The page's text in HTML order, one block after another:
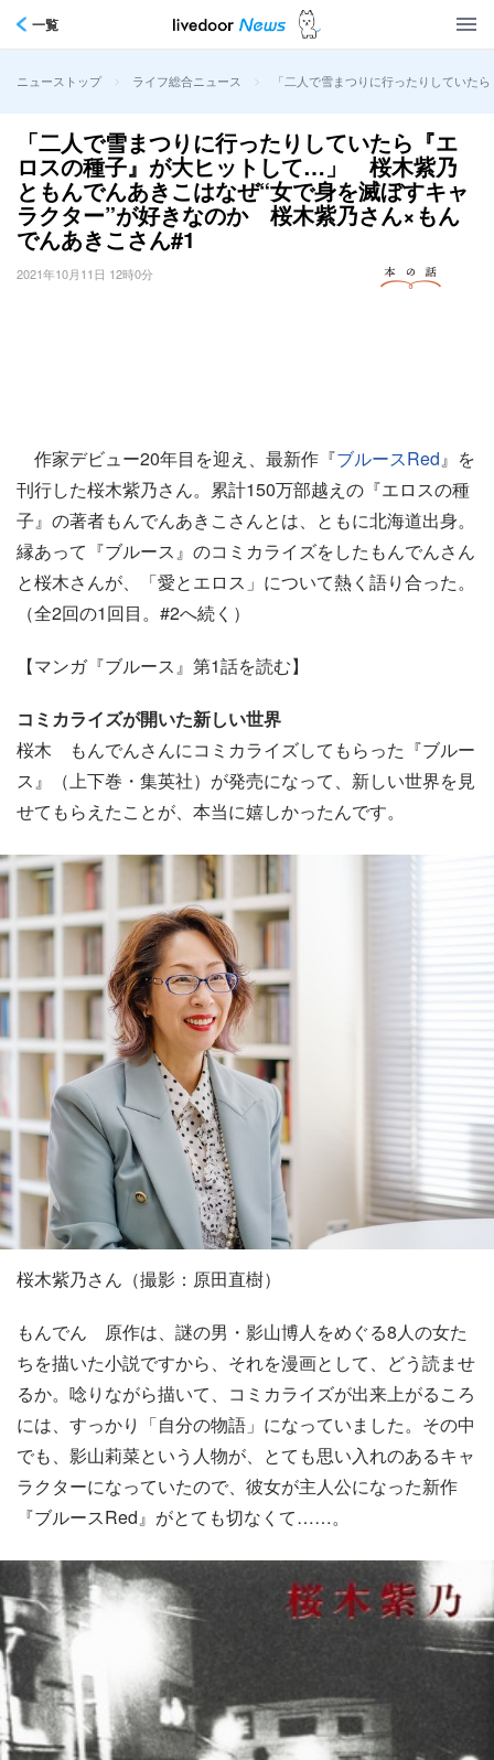
一覧
ニューストップ > ライフ総合ニュース > 「二人で雪まつりに行ったりしてい
「二人で雪まつりに行ったりしていたら『エ
ロスの種子』が大ヒットして…」 桜木紫乃
ともんでんあきこはなぜ“女で身を滅ぼすキャ
ラクター”が好きなのか 桜木紫乃さん×もん
でんあきこさん#1
2021年10月11日 12時0分
作家デビュー20年目を迎え、最新作『ブルースRed』を
刊行した桜木紫乃さん。累計150万部越えの『エロスの種
子』の著者もんでんあきこさんとは、ともに北海道出身。
縁あって『ブルース』のコミカライズをしたもんでんさん
と桜木さんが、「愛とエロス」について熱く語り合った。
（全2回の1回目。#2へ続く）
【マンガ『ブルース』第1話を読む】
コミカライズが開いた新しい世界
桜木 もんでんさんにコミカライズしてもらった『ブルー
ス』（上下巻・集英社）が発売になって、新しい世界を見
せてもらえたことが、本当に嬉しかったんです。
桜木紫乃さん（撮影：原田直樹）
もんでん 原作は、謎の男・影山博人をめぐる8人の女た
ちを描いた小説ですから、それを漫画として、どう読ませ
るか。唸りながら描いて、コミカライズが出来上がるころ
には、すっかり「自分の物語」になっていました。その中
でも、影山莉菜という人物が、とても思い入れのあるキャ
ラクターになっていたので、彼女が主人公になった新作
『ブルースRed』がとても切なくて……。